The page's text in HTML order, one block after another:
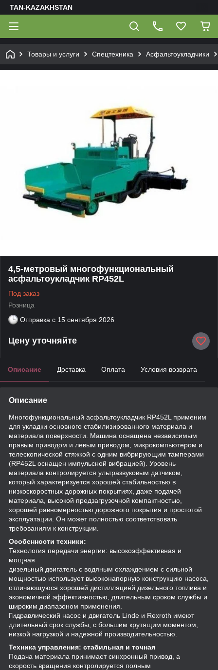
TAN-KAZAKHSTAN
Товары и услуги Спецтехника Асфальтоукладчики
4,5-метровый многофункциональный
асфальтоукладчик RP452L
Под заказ
Розница
Отправка с 15 сентября 2026
Цену уточняйте
Описание Доставка Оплата Условия возврата
Описание
Многофункциональный асфальтоукладчик RP452L применим
для укладки основного стабилизированного материала и
материала поверхности. Машина оснащена независимым
правым приводом и левым приводом, микрокомпьютером и
телескопической стяжкой с одним вибрирующим тамперами
(RP452L оснащен импульсной вибрацией). Уровень
материала контролируется ультразвуковым датчиком,
который характеризуется хорошей стабильностью в
низкоскоростных дорожных покрытиях, даже подачей
материала, высокой предзагрузочной компактностью,
хорошей равномерностью дорожного покрытия и простотой
эксплуатации. Он может полностью соответствовать
требованиям к конструкции.
Особенности техники:
Технология передачи энергии: высокоэффективная и
мощная
дизельный двигатель с водяным охлаждением с сильной
мощностью использует высоконапорную конструкцию насоса,
отличающуюся хорошей дистилляцией дизельного топлива и
экономичной эффективностью, длительным сроком службы и
широким диапазоном применения.
Гидравлический насос и двигатель Linde и Rexroth имеют
длительный срок службы, с большим крутящим моментом,
низкой нагрузкой и надежной производительностью.
Техника управления: стабильная и точная
Подача материала принимает синхронный привод, а
скорость вращения контролируется полным